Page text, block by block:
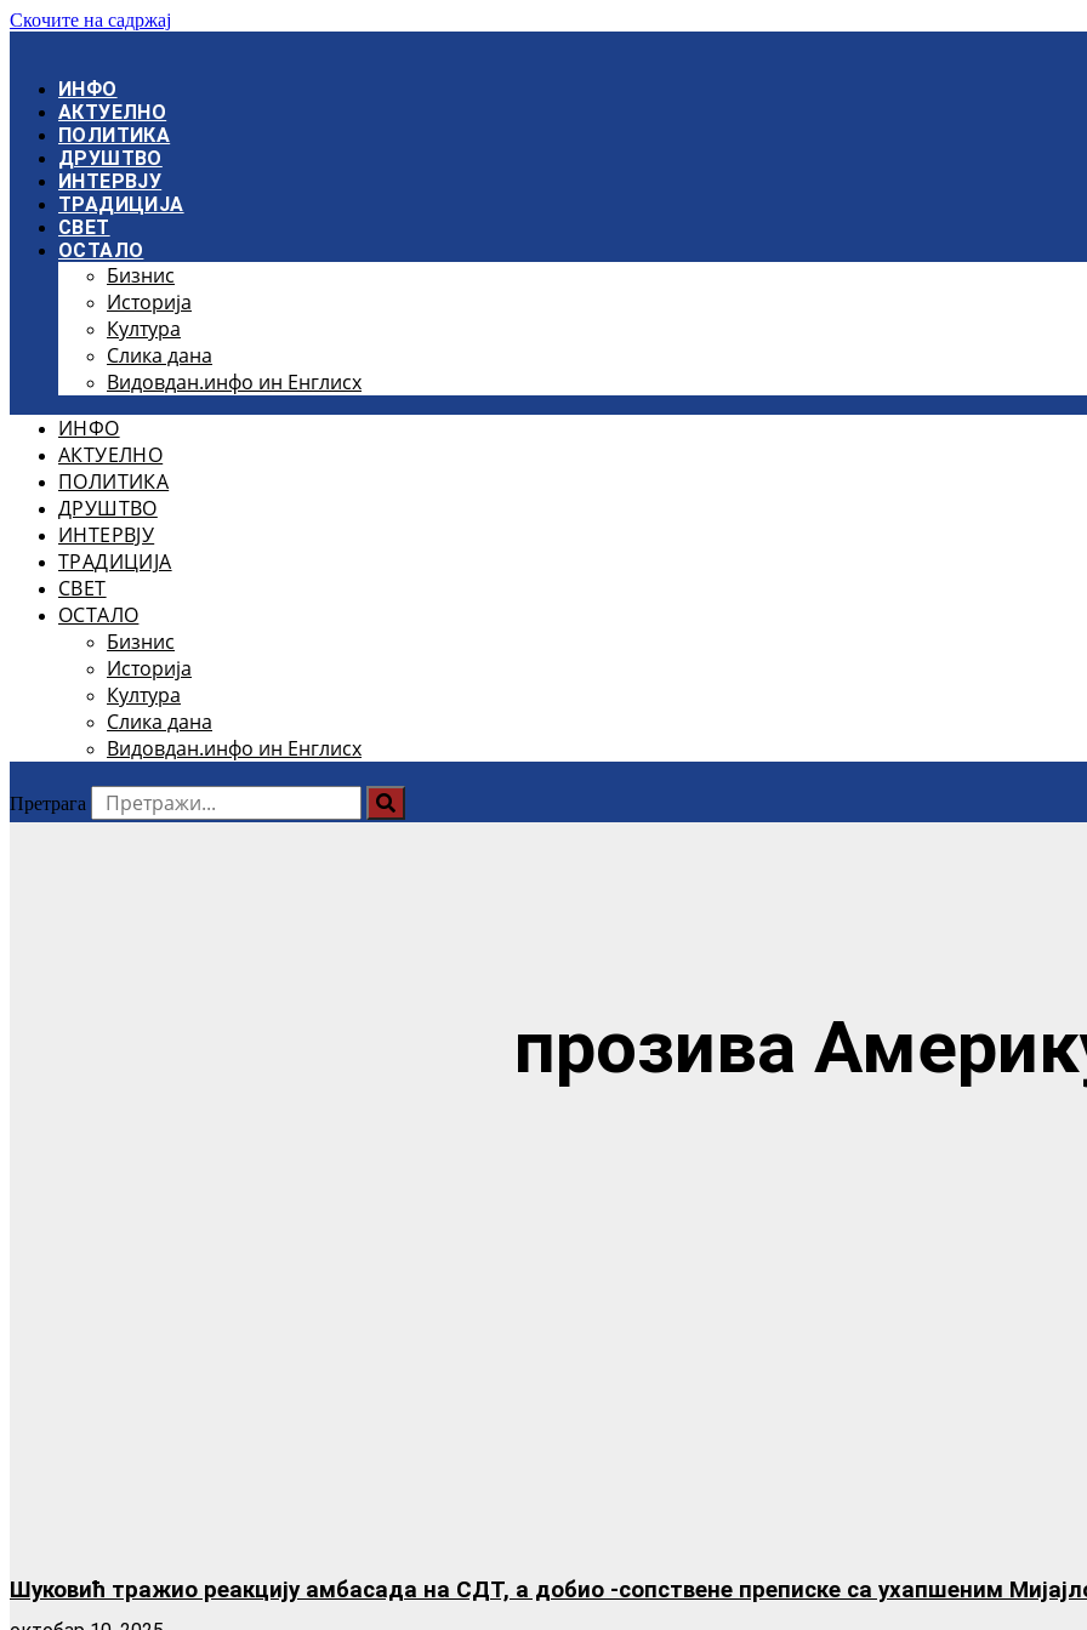
Скочите на садржај
ИНФО
АКТУЕЛНО
ПОЛИТИКА
ДРУШТВО
ИНТЕРВЈУ
ТРАДИЦИЈА
СВЕТ
ОСТАЛО
Бизнис
Историја
Култура
Слика дана
Видовдан.инфо ин Енглисх
ИНФО
АКТУЕЛНО
ПОЛИТИКА
ДРУШТВО
ИНТЕРВЈУ
ТРАДИЦИЈА
СВЕТ
ОСТАЛО
Бизнис
Историја
Култура
Слика дана
Видовдан.инфо ин Енглисх
Претрага
прозива
Шуковић тражио реакцију амбасада на СДТ, а добио -сопствене преписке са ухапшеним